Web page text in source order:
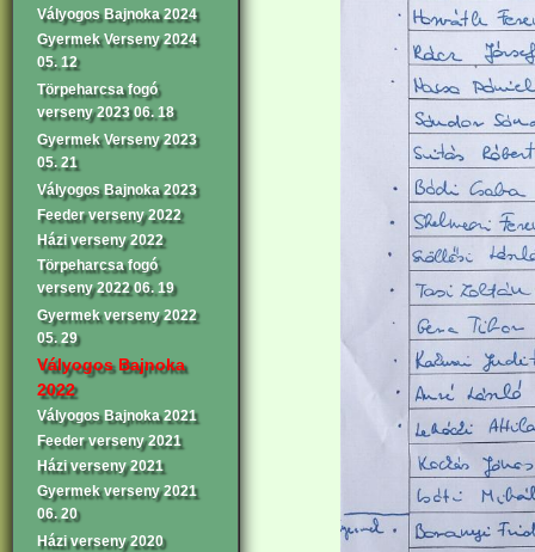
Vályogos Bajnoka 2024
Gyermek Verseny 2024
05. 12
Törpeharcsa fogó
verseny 2023 06. 18
Gyermek Verseny 2023
05. 21
Vályogos Bajnoka 2023
Feeder verseny 2022
Házi verseny 2022
Törpeharcsa fogó
verseny 2022 06. 19
Gyermek verseny 2022
05. 29
Vályogos Bajnoka
2022
Vályogos Bajnoka 2021
Feeder verseny 2021
Házi verseny 2021
Gyermek verseny 2021
06. 20
Házi verseny 2020